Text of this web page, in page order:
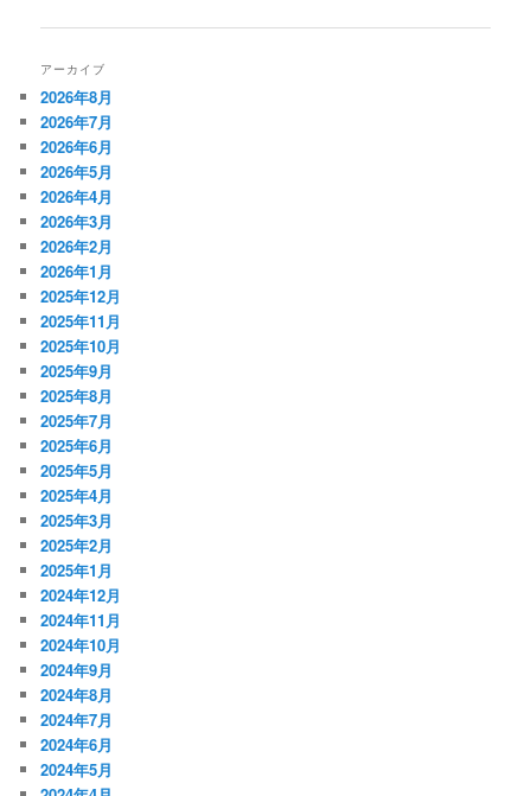
ナ
ー
シ
ョ
ン
アーカイブ
2026年8月
2026年7月
2026年6月
2026年5月
2026年4月
2026年3月
2026年2月
2026年1月
2025年12月
2025年11月
2025年10月
2025年9月
2025年8月
2025年7月
2025年6月
2025年5月
2025年4月
2025年3月
2025年2月
2025年1月
2024年12月
2024年11月
2024年10月
2024年9月
2024年8月
2024年7月
2024年6月
2024年5月